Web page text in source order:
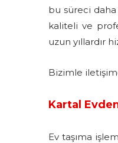
bu süreci
kaliteli ve
uzun yıllardır
Bizimle
Kartal
Ev taşıma